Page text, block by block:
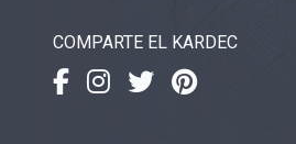
COMPARTE EL KARDEC